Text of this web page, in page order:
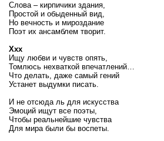
Слова – кирпичики здания,
Простой и обыденный вид,
Но вечность и мироздание
Поэт их ансамблем творит.
Ххх
Ищу любви и чувств опять,
Томлюсь нехваткой впечатлений…
Что делать, даже самый гений
Устанет выдумки писать.
И не отсюда ль для искусства
Эмоций ищут все поэты,
Чтобы реальнейшие чувства
Для мира были бы воспеты.